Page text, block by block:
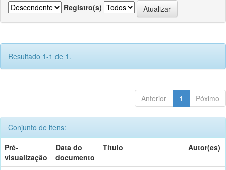
Registro(s)
Resultado 1-1 de 1.
Anterior 1 Póximo
Conjunto de itens:
Pré-
visualização
Data do
documento
Título Autor(es)